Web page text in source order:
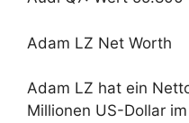
Adam LZ Net Worth
Adam LZ hat ein
Millionen US-Dollar